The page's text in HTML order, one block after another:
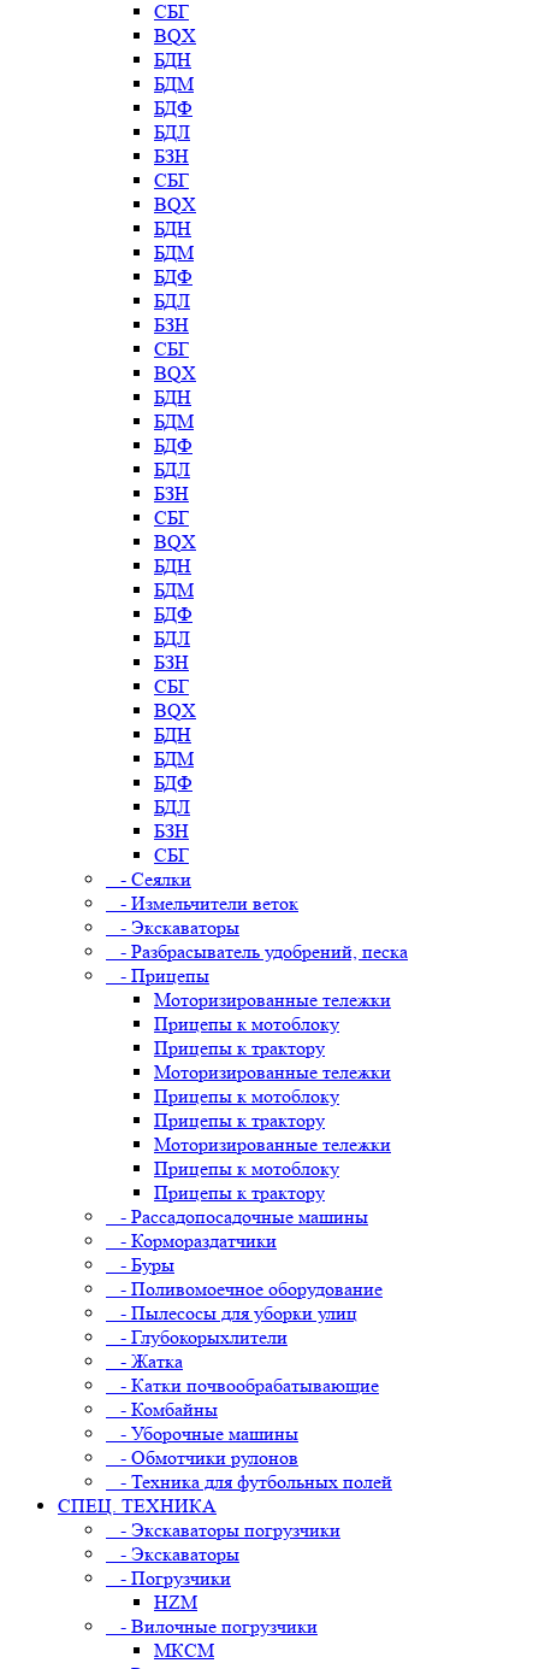
СБГ
BQX
БДН
БДМ
БДФ
БДЛ
БЗН
СБГ
BQX
БДН
БДМ
БДФ
БДЛ
БЗН
СБГ
BQX
БДН
БДМ
БДФ
БДЛ
БЗН
СБГ
BQX
БДН
БДМ
БДФ
БДЛ
БЗН
СБГ
BQX
БДН
БДМ
БДФ
БДЛ
БЗН
СБГ
- Сеялки
- Измельчители веток
- Экскаваторы
- Разбрасыватель удобрений, песка
- Прицепы
Моторизированные тележки
Прицепы к мотоблоку
Прицепы к трактору
Моторизированные тележки
Прицепы к мотоблоку
Прицепы к трактору
Моторизированные тележки
Прицепы к мотоблоку
Прицепы к трактору
- Рассадопосадочные машины
- Кормораздатчики
- Буры
- Поливомоечное оборудование
- Пылесосы для уборки улиц
- Глубокорыхлители
- Жатка
- Катки почвообрабатывающие
- Комбайны
- Уборочные машины
- Обмотчики рулонов
- Техника для футбольных полей
СПЕЦ. ТЕХНИКА
- Экскаваторы погрузчики
- Экскаваторы
- Погрузчики
HZM
- Вилочные погрузчики
МКСМ